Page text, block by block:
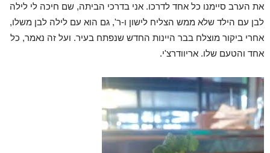
את הערב סיימנו כל אחד לדרכו. אני בדרכי הביתה, שם חיכה לי לילה
לבן עם הילד שלא ממש הצליח לישון ו-ר', גם הוא עם לילה לבן משלו,
אחרי ביקור מוצלח בבר היינות החדש שנפתח בעיר. ועל זה נאמר, כל
אחד והטעם שלו. אריוודרצ'י.